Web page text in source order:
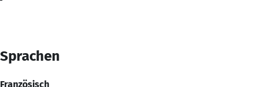
Sprachen
Französisch